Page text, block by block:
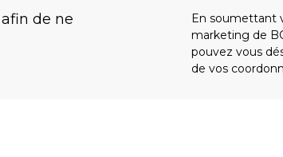
de ne
En soumettant
marketing de
pouvez vous
de vos